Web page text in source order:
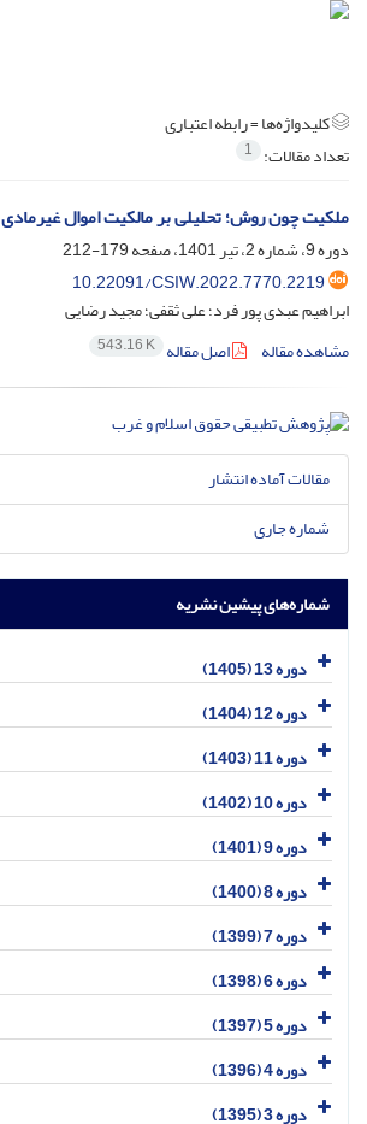
کلیدواژه‌ها =رابطه اعتباری
تعداد مقالات: 1
ملکیت چون روش؛ تحلیلی بر مالکیت اموال غیرمادی
دوره 9، شماره 2، تیر 1401، صفحه
179-212
10.22091/CSIW.2022.7770.2219
ابراهیم عبدی پور فرد؛ علی ثقفی؛ مجید رضایی
مشاهده مقاله
اصل مقاله 543.16 K
مقالات آماده انتشار
شماره جاری
شماره‌های پیشین نشریه
دوره 13 (1405)
دوره 12 (1404)
دوره 11 (1403)
دوره 10 (1402)
دوره 9 (1401)
دوره 8 (1400)
دوره 7 (1399)
دوره 6 (1398)
دوره 5 (1397)
دوره 4 (1396)
دوره 3 (1395)